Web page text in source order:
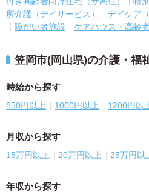
所介護（デイサービス）
デイケア
障がい者施設
ケアハウス・高齢
笠岡市(岡山県)の介護・福
時給から探す
850円以上 1000円以上 1200円以
月収から探す
15万円以上 20万円以上 25万円以
年収から探す